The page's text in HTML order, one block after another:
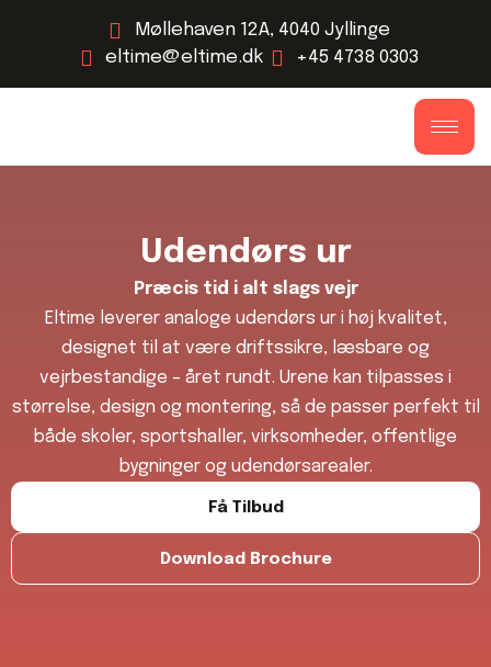
Møllehaven 12A, 4040 Jyllinge
eltime@eltime.dk
+45 4738 0303
Udendørs ur
Præcis tid i alt slags vejr
Eltime leverer analoge udendørs ur i høj kvalitet,
designet til at være driftssikre, læsbare og
vejrbestandige – året rundt. Urene kan tilpasses i
størrelse, design og montering, så de passer perfekt til
både skoler, sportshaller, virksomheder, offentlige
bygninger og udendørsarealer.
Få Tilbud
Download Brochure